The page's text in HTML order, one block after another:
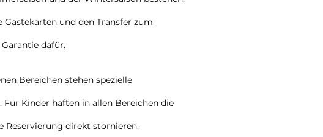
und den Transfer zum
dafür.
Bereichen stehen spezielle
Kinder haften in allen Bereichen die
Reservierung direkt stornieren.